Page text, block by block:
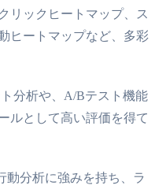
リックヒートマップ、ス
ヒートマップなど、多彩
分析や、A/Bテスト機能
ルとして高い評価を得て
動分析に強みを持ち、ラ